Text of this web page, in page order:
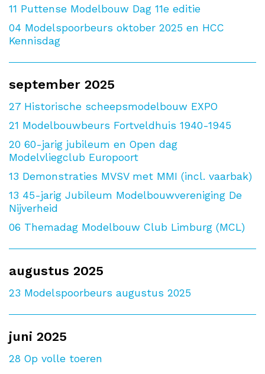
11 Puttense Modelbouw Dag 11e editie
04 Modelspoorbeurs oktober 2025 en HCC
Kennisdag
september 2025
27 Historische scheepsmodelbouw EXPO
21 Modelbouwbeurs Fortveldhuis 1940-1945
20 60-jarig jubileum en Open dag
Modelvliegclub Europoort
13 Demonstraties MVSV met MMI (incl. vaarbak)
13 45-jarig Jubileum Modelbouwvereniging De
Nijverheid
06 Themadag Modelbouw Club Limburg (MCL)
augustus 2025
23 Modelspoorbeurs augustus 2025
juni 2025
28 Op volle toeren